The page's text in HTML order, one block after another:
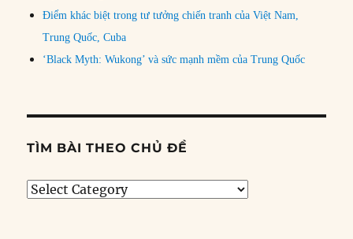
Điểm khác biệt trong tư tưởng chiến tranh của Việt Nam,
Trung Quốc, Cuba
‘Black Myth: Wukong’ và sức mạnh mềm của Trung Quốc
TÌM BÀI THEO CHỦ ĐỀ
Tìm